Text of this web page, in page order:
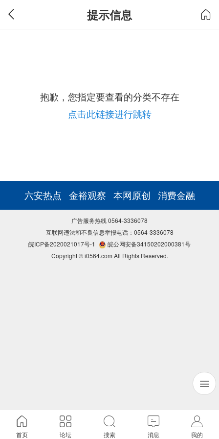
提示信息
抱歉，您指定要查看的分类不存在
点击此链接进行跳转
首页 论坛 搜索 消息 我的
六安热点 金裕观察 本网原创 消费金融
广告服务热线 0564-3336078
互联网违法和不良信息举报电话：0564-3336078
皖ICP备2020021017号-1
皖公网安备34150202000381号
Copyright © i0564.com All Rights Reserved.